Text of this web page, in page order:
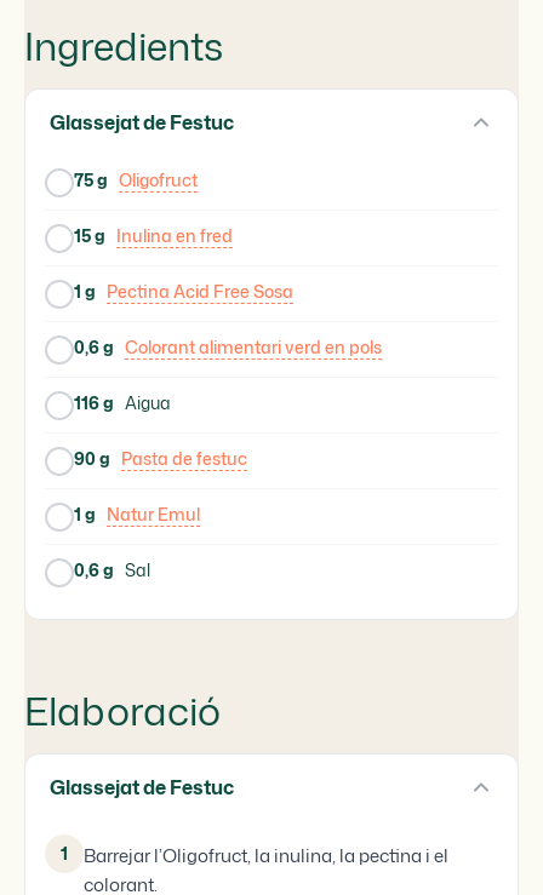
Ingredients
Glassejat de Festuc
75 g Oligofruct
15 g Inulina en fred
1 g Pectina Acid Free Sosa
0,6 g Colorant alimentari verd en pols
116 g Aigua
90 g Pasta de festuc
1 g Natur Emul
0,6 g Sal
Elaboració
Glassejat de Festuc
1
Barrejar l’Oligofruct, la inulina, la pectina i el
colorant.